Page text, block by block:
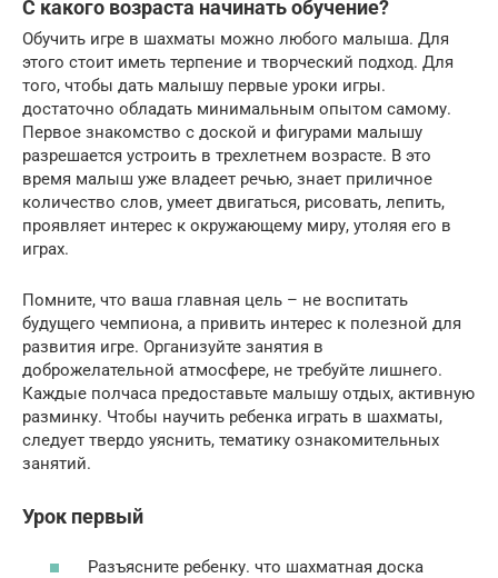
С какого возраста начинать обучение?
Обучить игре в шахматы можно любого малыша. Для
этого стоит иметь терпение и творческий подход. Для
того, чтобы дать малышу первые уроки игры.
достаточно обладать минимальным опытом самому.
Первое знакомство с доской и фигурами малышу
разрешается устроить в трехлетнем возрасте. В это
время малыш уже владеет речью, знает приличное
количество слов, умеет двигаться, рисовать, лепить,
проявляет интерес к окружающему миру, утоляя его в
играх.
Помните, что ваша главная цель – не воспитать
будущего чемпиона, а привить интерес к полезной для
развития игре. Организуйте занятия в
доброжелательной атмосфере, не требуйте лишнего.
Каждые полчаса предоставьте малышу отдых, активную
разминку. Чтобы научить ребенка играть в шахматы,
следует твердо уяснить, тематику ознакомительных
занятий.
Урок первый
Разъясните ребенку. что шахматная доска